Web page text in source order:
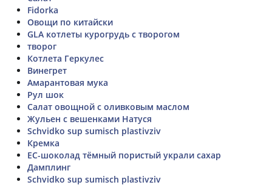
Fidorka
Овощи по китайски
GLA котлеты курогрудь с творогом
творог
Котлета Геркулес
Винегрет
Амарантовая мука
Рул шок
Салат овощной с оливковым маслом
Жульен с вешенками Натуся
Schvidko sup sumisch plastivziv
Кремка
ЕС-шоколад тёмный пористый украли сахар
Дамплинг
Schvidko sup sumisch plastivziv